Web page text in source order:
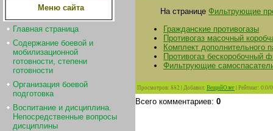
Меню сайта
Главная страница
Содержание боевой и
мобилизационной
готовности, степени
готовности
Организация боевой
подготовка
Воспитание и дисциплина.
Непосредственные вопросы
дисциплины
На странице Фильтрующие
Гражданские противогазы
Противогаз масочный
Комплект дополнительного
Противогаз
Фильтрующие
Просмотров: 882 |Добавил: ВещийОлег|Рейтинг: 0.0/0
Всего комментариев: 0